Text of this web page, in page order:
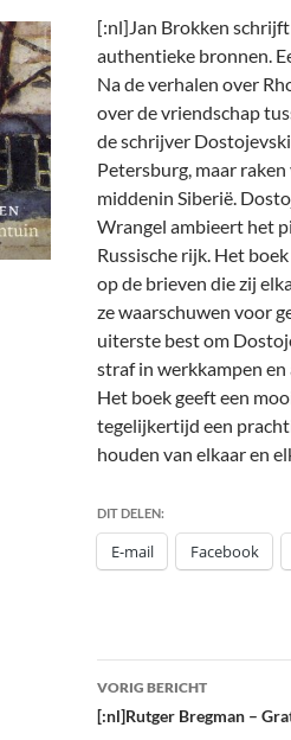
[:nl]Jan Brokken
authentieke bronnen.
Na de verhalen over
over de vriendschap
de schrijver
Petersburg, maar
middenin Siberië.
Wrangel ambieert het
Russische rijk. Het
op de brieven die zij
ze waarschuwen voor
uiterste best om
straf in werkkampen
Het boek geeft een
tegelijkertijd een
houden van elkaar en
DIT DELEN:
E-mail Facebook
Bericht
navigatie
VORIG BERICHT
[:nl]Rutger Bregman –